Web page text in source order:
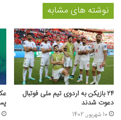
نوشته های مشابه
٢۴ بازیکن به اردوی تیم ملی فوتبال
دعوت شدند
10 شهریور, 1402